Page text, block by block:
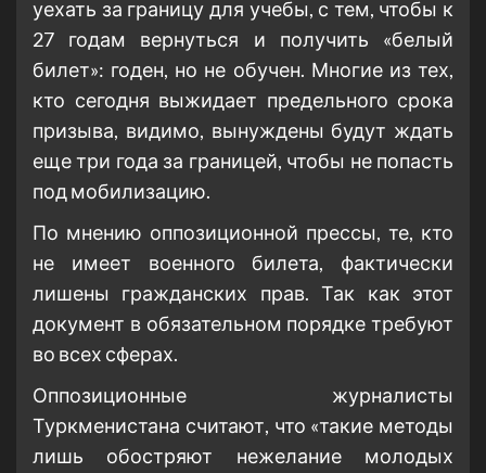
уехать за границу для учебы, с тем, чтобы к
27 годам вернуться и получить «белый
билет»: годен, но не обучен. Многие из тех,
кто сегодня выжидает предельного срока
призыва, видимо, вынуждены будут ждать
еще три года за границей, чтобы не попасть
под мобилизацию.
По мнению оппозиционной прессы, те, кто
не имеет военного билета, фактически
лишены гражданских прав. Так как этот
документ в обязательном порядке требуют
во всех сферах.
Оппозиционные журналисты
Туркменистана считают, что «такие методы
лишь обостряют нежелание молодых